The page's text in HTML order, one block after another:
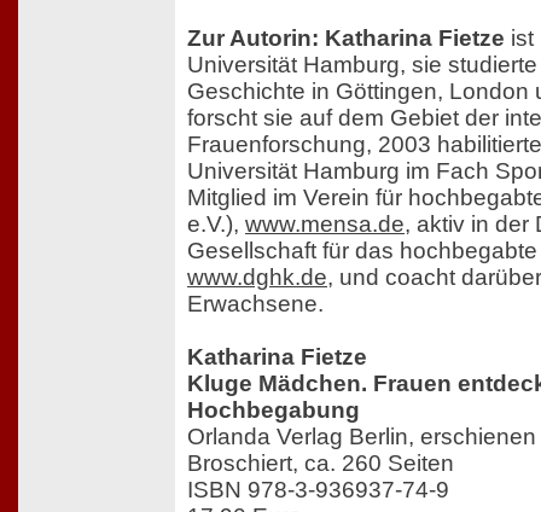
Zur Autorin: Katharina Fietze ist
Universität Hamburg, sie
Geschichte in Göttingen, London
forscht sie auf dem Gebiet der
Frauenforschung, 2003
Universität Hamburg im Fach
Mitglied im Verein für
e.V.), www.mensa.de, aktiv in der
Gesellschaft für das
www.dghk.de, und coacht
Erwachsene.
Katharina Fietze
Kluge Mädchen. Frauen
Hochbegabung
Orlanda Verlag Berlin,
Broschiert, ca. 260 Seiten
ISBN 978-3-936937-74-9